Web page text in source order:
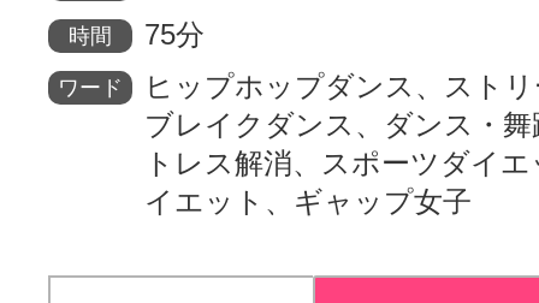
時間 75分
ワード
ヒップホップダンス、スト
ブレイクダンス、ダンス・
トレス解消、スポーツダイ
イエット、ギャップ女子